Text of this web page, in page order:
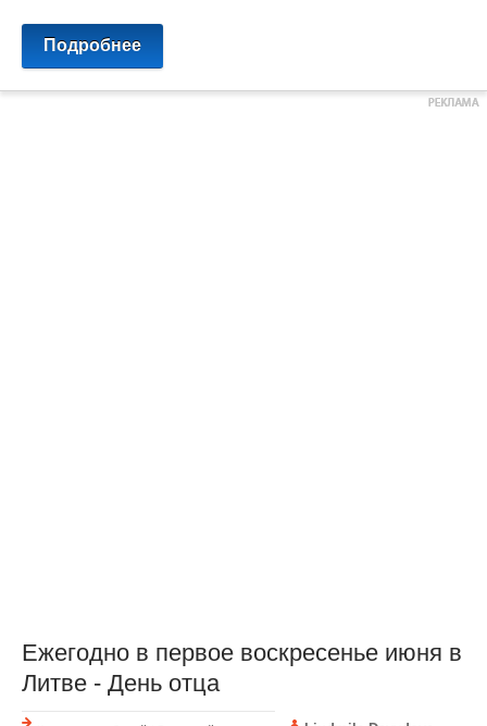
Подробнее
Ежегодно в первое воскресенье июня в
Литве - День отца